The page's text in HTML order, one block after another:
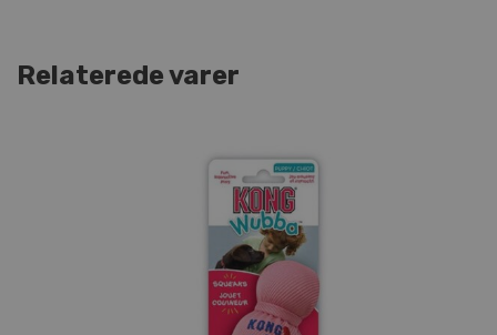
Relaterede varer